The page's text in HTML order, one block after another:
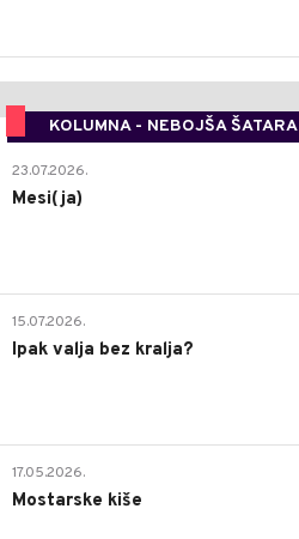
KOLUMNA - NEBOJŠA ŠATARA
23.07.2026.
Mesi(ja)
15.07.2026.
Ipak valja bez kralja?
17.05.2026.
Mostarske kiše